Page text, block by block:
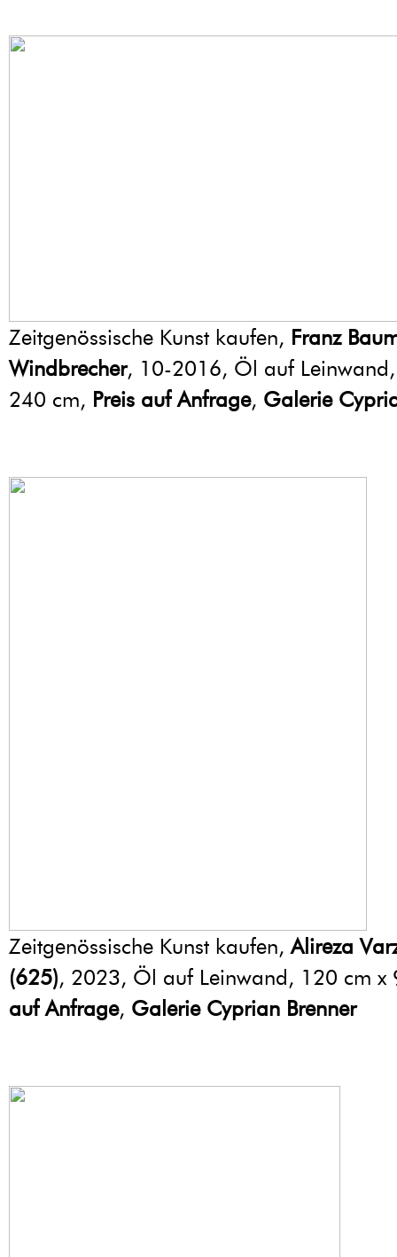
Zeitgenössische Kunst kaufen, Franz
Windbrecher, 10-2016, Öl auf
240 cm, Preis auf Anfrage, Galerie
Zeitgenössische Kunst kaufen,Alireza
(625), 2023, Öl auf Leinwand, 120 cm
auf Anfrage, Galerie Cyprian Brenner